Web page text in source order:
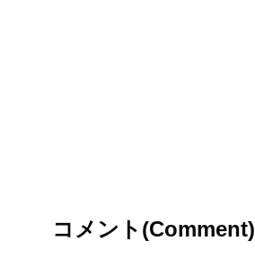
コメント(Comment)